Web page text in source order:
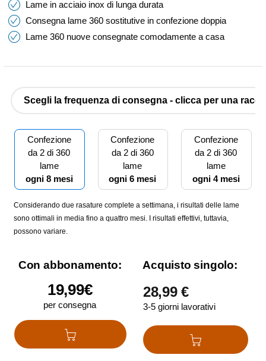
Lame in acciaio inox di lunga durata
Consegna lame 360 sostitutive in confezione doppia
Lame 360 nuove consegnate comodamente a casa
Scegli la frequenza di consegna - clicca per una
Confezione
da 2 di 360
lame
ogni 8 mesi
Confezione
da 2 di 360
lame
ogni 6 mesi
Confezione
da 2 di 360
lame
ogni 4 mesi
Considerando due rasature complete a settimana, i risultati delle lame
sono ottimali in media fino a quattro mesi. I risultati effettivi, tuttavia,
possono variare.
Con abbonamento:
19,99€
per consegna
Aggiungi al carello
Acquisto singolo:
28,99 €
3-5 giorni lavorativi
Aggiungi al